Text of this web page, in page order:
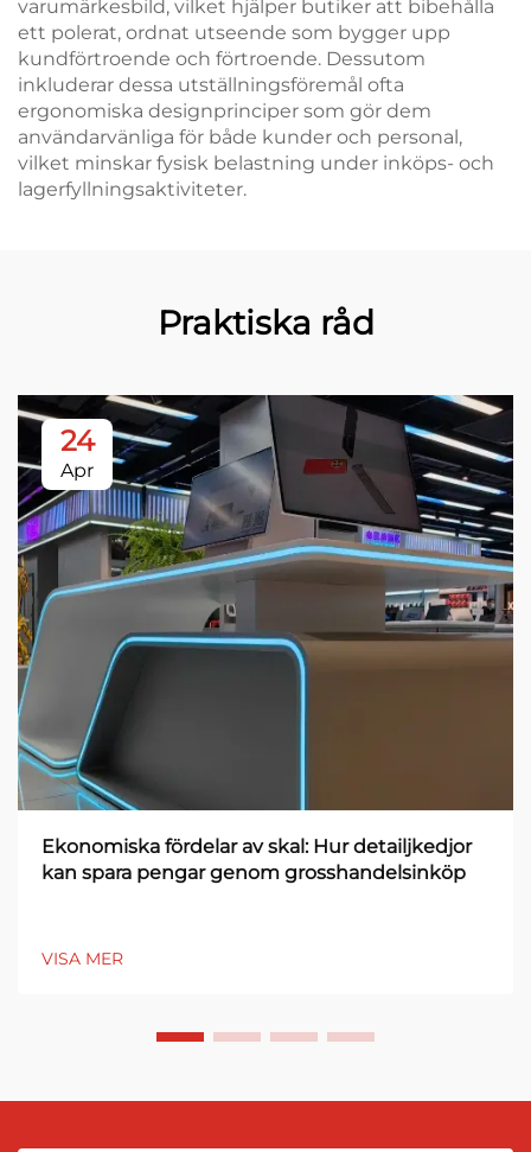
varumärkesbild, vilket hjälper butiker att bibehålla
ett polerat, ordnat utseende som bygger upp
kundförtroende och förtroende. Dessutom
inkluderar dessa utställningsföremål ofta
ergonomiska designprinciper som gör dem
användarvänliga för både kunder och personal,
vilket minskar fysisk belastning under inköps- och
lagerfyllningsaktiviteter.
Praktiska råd
24
Apr
Ekonomiska fördelar av skal: Hur detailjkedjor
kan spara pengar genom grosshandelsinköp
VISA MER